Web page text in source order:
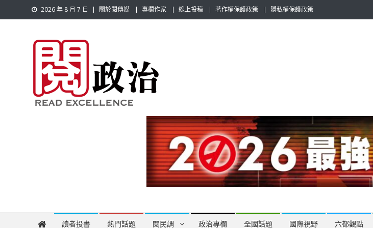
to
2026 年 8 月 7 日 關於閱傳媒 專欄作家 線上投稿 著作權保護政策 隱私權保護政策
閱政治 Read Gov News
讀者投書 熱門話題 閱民調 政治專欄 全國話題 國際視野 六都觀點